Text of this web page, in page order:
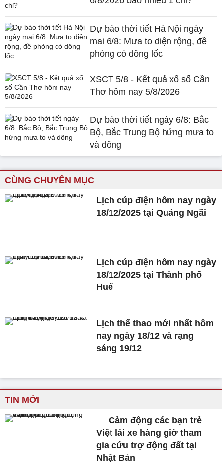
Dự báo thời tiết Hà Nội ngày
mai 6/8: Mưa to diện rộng, đề
phòng có dông lốc
XSCT 5/8 - Kết quả xổ số Cần
Thơ hôm nay 5/8/2026
Dự báo thời tiết ngày 6/8: Bắc
Bộ, Bắc Trung Bộ hứng mưa to
và dông
CÙNG CHUYÊN MỤC
Lịch cúp điện hôm nay ngày
18/12/2025 tại Quảng Ngãi
Lịch cúp điện hôm nay ngày
18/12/2025 tại Thành phố
Huế
Lịch thể thao mới nhất hôm
nay ngày 18/12 và rạng
sáng 19/12
TIN MỚI
Cảm động các bạn trẻ
Việt lái xe hàng giờ tham
gia cứu trợ động đất tại
Nhật Bản